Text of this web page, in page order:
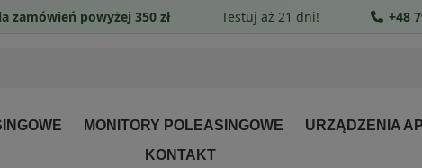
MONITORY POLEASINGOWE URZĄDZENIA
KONTAKT
zamówień powyżej 350 zł Testuj aż 21 dni! +48